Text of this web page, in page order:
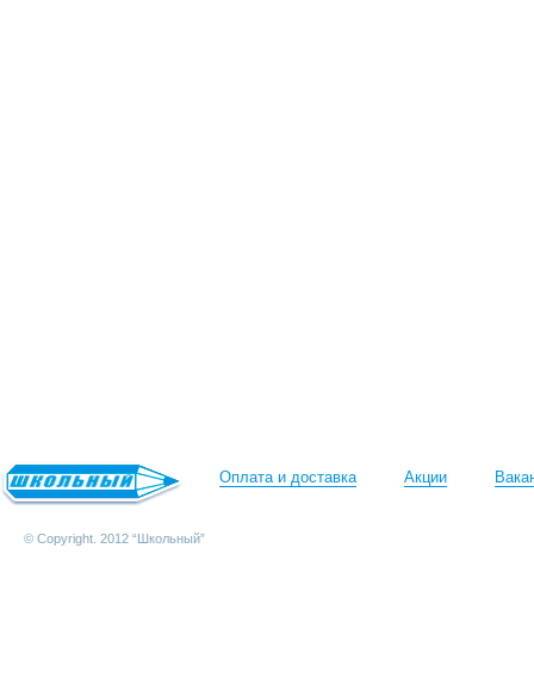
Оплата и доставка Акции
© Copyright. 2012 “Школьный”